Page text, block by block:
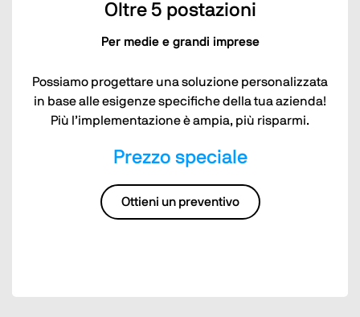
Oltre 5 postazioni
Per medie e grandi imprese
Possiamo progettare una soluzione personalizzata
in base alle esigenze specifiche della tua azienda!
Più l’implementazione è ampia, più risparmi.
Prezzo speciale
Ottieni un preventivo